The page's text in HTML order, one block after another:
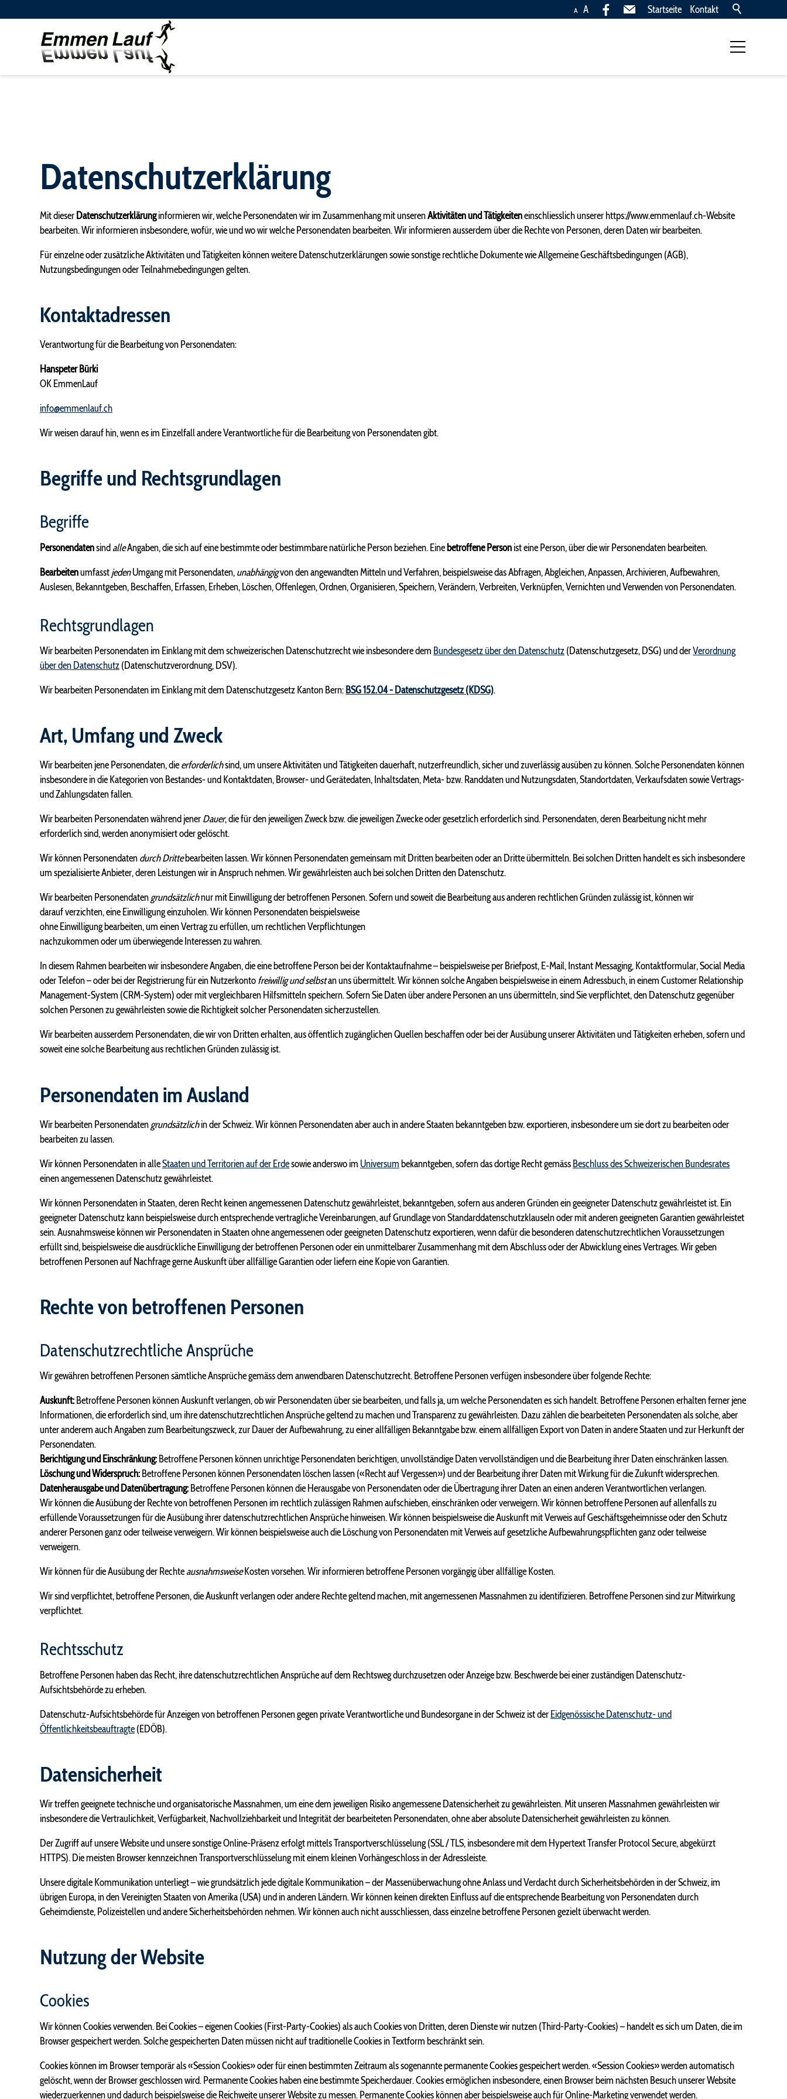
Startseite Kontakt
A A
Rangliste
Fotos
News
Ingold Rönners Team Trophy
Die Emme
Mediencenter
Datenschutzerklärung
Mit dieser Datenschutzerklärunginformieren wir, welche Personendaten wir im Zusammenhang mit unserenAktivitäten und Tätigkeiteneinschliesslich unserer https://www.emmenlauf.ch-Website
bearbeiten. Wir informieren insbesondere, wofür, wie und wo wir welche Personendaten bearbeiten. Wir informieren ausserdem über die Rechte von Personen, deren Daten wir bearbeiten.
Für einzelne oder zusätzliche Aktivitäten und Tätigkeiten können weitere Datenschutzerklärungen sowie sonstige rechtliche Dokumente wie Allgemeine Geschäftsbedingungen (AGB),
Nutzungsbedingungen oder Teilnahmebedingungen gelten.
Kontaktadressen
Verantwortung für die Bearbeitung von Personendaten:
Hanspeter Bürki
OK EmmenLauf
info@emmenlauf.ch
Wir weisen darauf hin, wenn es im Einzelfall andere Verantwortliche für die Bearbeitung von Personendaten gibt.
Begriffe und Rechtsgrundlagen
Begriffe
Personendatensind alleAngaben, die sich auf eine bestimmte oder bestimmbare natürliche Person beziehen. Eine betroffene Person ist eine Person, über die wir Personendaten bearbeiten.
Bearbeitenumfasst jedenUmgang mit Personendaten, unabhängigvon den angewandten Mitteln und Verfahren, beispielsweise das Abfragen, Abgleichen, Anpassen, Archivieren, Aufbewahren,
Auslesen, Bekanntgeben, Beschaffen, Erfassen, Erheben, Löschen, Offenlegen, Ordnen, Organisieren, Speichern, Verändern, Verbreiten, Verknüpfen, Vernichten und Verwenden von Personendaten.
Rechtsgrundlagen
Wir bearbeiten Personendaten im Einklang mit dem schweizerischen Datenschutzrecht wie insbesondere dem Bundesgesetz über den Datenschutz (Datenschutzgesetz, DSG) und derVerordnung
über den Datenschutz (Datenschutzverordnung, DSV).
Wir bearbeiten Personendaten im Einklang mit dem Datenschutzgesetz Kanton Bern: BSG 152.04 - Datenschutzgesetz (KDSG).
Art, Umfang und Zweck
Wir bearbeiten jene Personendaten, die erforderlichsind, um unsere Aktivitäten und Tätigkeiten dauerhaft, nutzerfreundlich, sicher und zuverlässig ausüben zu können. Solche Personendaten können
insbesondere in die Kategorien von Bestandes- und Kontaktdaten, Browser- und Gerätedaten, Inhaltsdaten, Meta- bzw. Randdaten und Nutzungsdaten, Standortdaten, Verkaufsdaten sowie Vertrags-
und Zahlungsdaten fallen.
Wir bearbeiten Personendaten während jener Dauer, die für den jeweiligen Zweck bzw. die jeweiligen Zwecke oder gesetzlich erforderlich sind. Personendaten, deren Bearbeitung nicht mehr
erforderlich sind, werden anonymisiert oder gelöscht.
Wir können Personendaten durch Drittebearbeiten lassen. Wir können Personendaten gemeinsam mit Dritten bearbeiten oder an Dritte übermitteln. Bei solchen Dritten handelt es sich insbesondere
um spezialisierte Anbieter, deren Leistungen wir in Anspruch nehmen. Wir gewährleisten auch bei solchen Dritten den Datenschutz.
Wir bearbeiten Personendaten grundsätzlichnur mit Einwilligung der betroffenen Personen. Sofern und soweit die Bearbeitung aus anderen rechtlichen Gründen zulässig ist, können wir
darauf verzichten, eine Einwilligung einzuholen. Wir können Personendaten beispielsweise
ohne Einwilligung bearbeiten, um einen Vertrag zu erfüllen, um rechtlichen Verpflichtungen
nachzukommen oder um überwiegende Interessen zu wahren.
In diesem Rahmen bearbeiten wir insbesondere Angaben, die eine betroffene Person bei der Kontaktaufnahme – beispielsweise per Briefpost, E-Mail, Instant Messaging, Kontaktformular, Social Media
oder Telefon – oder bei der Registrierung für ein Nutzerkonto freiwillig und selbstan uns übermittelt. Wir können solche Angaben beispielsweise in einem Adressbuch, in einem Customer Relationship
Management-System (CRM-System) oder mit vergleichbaren Hilfsmitteln speichern. Sofern Sie Daten über andere Personen an uns übermitteln, sind Sie verpflichtet, den Datenschutz gegenüber
solchen Personen zu gewährleisten sowie die Richtigkeit solcher Personendaten sicherzustellen.
Wir bearbeiten ausserdem Personendaten, die wir von Dritten erhalten, aus öffentlich zugänglichen Quellen beschaffen oder bei der Ausübung unserer Aktivitäten und Tätigkeiten erheben, sofern und
soweit eine solche Bearbeitung aus rechtlichen Gründen zulässig ist.
Personendaten im Ausland
Wir bearbeiten Personendaten grundsätzlichin der Schweiz. Wir können Personendaten aber auch in andere Staaten bekanntgeben bzw. exportieren, insbesondere um sie dort zu bearbeiten oder
bearbeiten zu lassen.
Wir können Personendaten in alleStaaten und Territorien auf der Erdesowie anderswo im Universum bekanntgeben, sofern das dortige Recht gemäss Beschluss des Schweizerischen Bundesrates
einen angemessenen Datenschutz gewährleistet.
Wir können Personendaten in Staaten, deren Recht keinen angemessenen Datenschutz gewährleistet, bekanntgeben, sofern aus anderen Gründen ein geeigneter Datenschutz gewährleistet ist. Ein
geeigneter Datenschutz kann beispielsweise durch entsprechende vertragliche Vereinbarungen, auf Grundlage von Standard­datenschutzklauseln oder mit anderen geeigneten Garantien gewährleistet
sein. Ausnahmsweise können wir Personendaten in Staaten ohne angemessenen oder geeigneten Datenschutz exportieren, wenn dafür die besonderen datenschutz­rechtlichen Voraussetzungen
erfüllt sind, beispielsweise die ausdrückliche Einwilligung der betroffenen Personen oder ein unmittelbarer Zusammenhang mit dem Abschluss oder der Abwicklung eines Vertrages. Wir geben
betroffenen Personen auf Nachfrage gerne Auskunft über allfällige Garantien oder liefern eine Kopie von Garantien.
Rechte von betroffenen Personen
Datenschutzrechtliche Ansprüche
Wir gewähren betroffenen Personen sämtliche Ansprüche gemäss dem anwendbaren Datenschutzrecht. Betroffene Personen verfügen insbesondere über folgende Rechte:
Auskunft: Betroffene Personen können Auskunft verlangen, ob wir Personendaten über sie bearbeiten, und falls ja, um welche Personendaten es sich handelt. Betroffene Personen erhalten ferner jene
Informationen, die erforderlich sind, um ihre datenschutzrechtlichen Ansprüche geltend zu machen und Transparenz zu gewährleisten. Dazu zählen die bearbeiteten Personendaten als solche, aber
unter anderem auch Angaben zum Bearbeitungszweck, zur Dauer der Aufbewahrung, zu einer allfälligen Bekanntgabe bzw. einem allfälligen Export von Daten in andere Staaten und zur Herkunft der
Personendaten.
Berichtigung und Einschränkung: Betroffene Personen können unrichtige Personendaten berichtigen, unvollständige Daten vervollständigen und die Bearbeitung ihrer Daten einschränken lassen.
Löschung und Widerspruch: Betroffene Personen können Personendaten löschen lassen («Recht auf Vergessen») und der Bearbeitung ihrer Daten mit Wirkung für die Zukunft widersprechen.
Datenherausgabe und Datenübertragung: Betroffene Personen können die Herausgabe von Personendaten oder die Übertragung ihrer Daten an einen anderen Verantwortlichen verlangen.
Wir können die Ausübung der Rechte von betroffenen Personen im rechtlich zulässigen Rahmen aufschieben, einschränken oder verweigern. Wir können betroffene Personen auf allenfalls zu
erfüllende Voraussetzungen für die Ausübung ihrer datenschutzrechtlichen Ansprüche hinweisen. Wir können beispielsweise die Auskunft mit Verweis auf Geschäftsgeheimnisse oder den Schutz
anderer Personen ganz oder teilweise verweigern. Wir können beispielsweise auch die Löschung von Personendaten mit Verweis auf gesetzliche Aufbewahrungspflichten ganz oder teilweise
verweigern.
Wir können für die Ausübung der Rechte ausnahmsweiseKosten vorsehen. Wir informieren betroffene Personen vorgängig über allfällige Kosten.
Wir sind verpflichtet, betroffene Personen, die Auskunft verlangen oder andere Rechte geltend machen, mit angemessenen Massnahmen zu identifizieren. Betroffene Personen sind zur Mitwirkung
verpflichtet.
Rechtsschutz
Betroffene Personen haben das Recht, ihre datenschutzrechtlichen Ansprüche auf dem Rechtsweg durchzusetzen oder Anzeige bzw. Beschwerde bei einer zuständigen Datenschutz-
Aufsichtsbehörde zu erheben.
Datenschutz-Aufsichtsbehörde für Anzeigen von betroffenen Personen gegen private Verantwortliche und Bundesorgane in der Schweiz ist der Eidgenössische Datenschutz- und
Öffentlichkeitsbeauftragte (EDÖB).
Datensicherheit
Wir treffen geeignete technische und organisatorische Massnahmen, um eine dem jeweiligen Risiko angemessene Datensicherheit zu gewährleisten. Mit unseren Massnahmen gewährleisten wir
insbesondere die Vertraulichkeit, Verfügbarkeit, Nachvollziehbarkeit und Integrität der bearbeiteten Personendaten, ohne aber absolute Datensicherheit gewährleisten zu können.
Der Zugriff auf unsere Website und unsere sonstige Online-Präsenz erfolgt mittels Transportverschlüsselung (SSL / TLS, insbesondere mit dem Hypertext Transfer Protocol Secure, abgekürzt
HTTPS). Die meisten Browser kennzeichnen Transportverschlüsselung mit einem kleinen Vorhängeschloss in der Adressleiste.
Unsere digitale Kommunikation unterliegt – wie grundsätzlich jede digitale Kommunikation – der Massenüberwachung ohne Anlass und Verdacht durch Sicherheitsbehörden in der Schweiz, im
übrigen Europa, in den Vereinigten Staaten von Amerika (USA) und in anderen Ländern. Wir können keinen direkten Einfluss auf die entsprechende Bearbeitung von Personendaten durch
Geheimdienste, Polizeistellen und andere Sicherheitsbehörden nehmen. Wir können auch nicht ausschliessen, dass einzelne betroffene Personen gezielt überwacht werden.
Nutzung der Website
Cookies
Wir können Cookies verwenden. Bei Cookies – eigenen Cookies (First-Party-Cookies) als auch Cookies von Dritten, deren Dienste wir nutzen (Third-Party-Cookies) – handelt es sich um Daten, die im
Browser gespeichert werden. Solche gespeicherten Daten müssen nicht auf traditionelle Cookies in Textform beschränkt sein.
Cookies können im Browser temporär als «Session Cookies» oder für einen bestimmten Zeitraum als sogenannte permanente Cookies gespeichert werden. «Session Cookies» werden automatisch
gelöscht, wenn der Browser geschlossen wird. Permanente Cookies haben eine bestimmte Speicherdauer. Cookies ermöglichen insbesondere, einen Browser beim nächsten Besuch unserer Website
wiederzuerkennen und dadurch beispielsweise die Reichweite unserer Website zu messen. Permanente Cookies können aber beispielsweise auch für Online-Marketing verwendet werden.